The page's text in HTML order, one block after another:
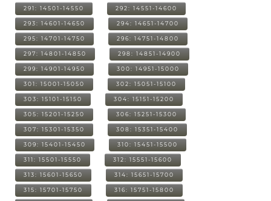
291: 14501-14550 292: 14551-14600
293: 14601-14650 294: 14651-14700
295: 14701-14750 296: 14751-14800
297: 14801-14850 298: 14851-14900
299: 14901-14950 300: 14951-15000
301: 15001-15050 302: 15051-15100
303: 15101-15150 304: 15151-15200
305: 15201-15250 306: 15251-15300
307: 15301-15350 308: 15351-15400
309: 15401-15450 310: 15451-15500
311: 15501-15550 312: 15551-15600
313: 15601-15650 314: 15651-15700
315: 15701-15750 316: 15751-15800